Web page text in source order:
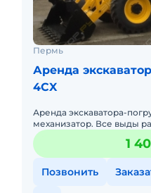
Пермь
Аренда
4CX
Аренда экскаватора-
механизатор. Все выды работ: планировка, устройство
котлованов, демонтаж,
строительного мусора, уб
1
Позвонить